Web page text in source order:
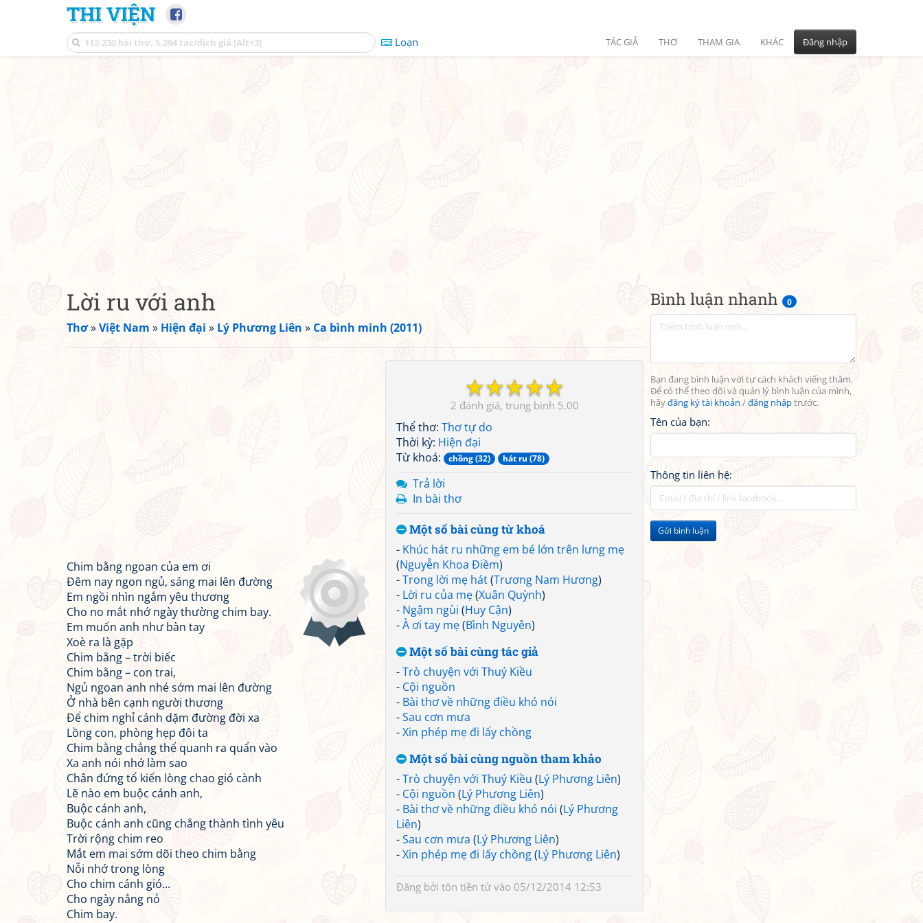
THI VIỆN
Loạn TÁC GIẢ THƠ THAM GIA KHÁC Đăng nhập
Bình luận nhanh 0
Bạn đang bình luận với tư cách khách viếng thăm.
Để có thể theo dõi và quản lý bình luận của mình,
hãyđăng ký tài khoản /đăng nhậptrước.
Tên của bạn:
Thông tin liên hệ:
Gửi bình luận
Lời ru với anh
Thơ»Việt Nam » Hiện đại » Lý Phương Liên » Ca bình minh (2011)
☆
☆
☆
☆
☆
2 5.00
Thể thơ: Thơ tự do
Thời kỳ: Hiện đại
Từ khoá:
chồng (32) hát ru (78)
Trả lời
In bài thơ
Một số bài cùng từ khoá
- Khúc hát ru những em bé lớn trên lưng mẹ
(Nguyễn Khoa Điềm)
-Trong lời mẹ hát(Trương Nam Hương)
- Lời ru của mẹ(Xuân Quỳnh)
- Ngậm ngùi (Huy Cận)
-À ơi tay mẹ(Bình Nguyên)
Một số bài cùng tác giả
-Trò chuyện với Thuý Kiều
- Cội nguồn
- Bài thơ về những điều khó nói
-Sau cơn mưa
-Xin phép mẹ đi lấy chồng
Một số bài cùng nguồn tham khảo
-Trò chuyện với Thuý Kiều (Lý Phương Liên)
- Cội nguồn (Lý Phương Liên)
- Bài thơ về những điều khó nói (Lý Phương
Liên)
-Sau cơn mưa (Lý Phương Liên)
-Xin phép mẹ đi lấy chồng(Lý Phương Liên)
Đăng bởi tôn tiền tửvào 05/12/2014 12:53
Chim bằng ngoan của em ơi
Đêm nay ngon ngủ, sáng mai lên đường
Em ngồi nhìn ngắm yêu thương
Cho no mắt nhớ ngày thường chim bay.
Em muốn anh như bàn tay
Xoè ra là gặp
Chim bằng – trời biếc
Chim bằng – con trai,
Ngủ ngoan anh nhé sớm mai lên đường
Ở nhà bên cạnh người thương
Để chim nghỉ cánh dặm đường đời xa
Lồng con, phòng hẹp đôi ta
Chim bằng chẳng thể quanh ra quẩn vào
Xa anh nói nhớ làm sao
Chân đứng tổ kiến lòng chao gió cành
Lẽ nào em buộc cánh anh,
Buộc cánh anh,
Buộc cánh anh cũng chẳng thành tình yêu
Trời rộng chim reo
Mắt em mai sớm dõi theo chim bằng
Nỗi nhớ trong lòng
Cho chim cánh gió...
Cho ngày nắng nỏ
Chim bay.